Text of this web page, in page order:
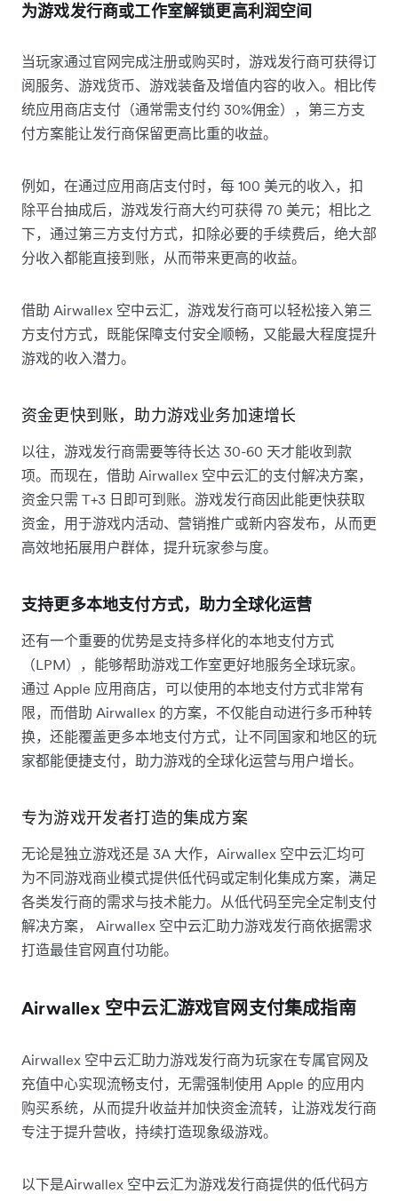
为游戏发行商或工作室解锁更高利润空间
当玩家通过官网完成注册或购买时，游戏发行商可获得订
阅服务、游戏货币、游戏装备及增值内容的收入。相比传
统应用商店支付（通常需支付约 30%佣金），第三方支
付方案能让发行商保留更高比重的收益。
例如，在通过应用商店支付时，每 100 美元的收入，扣
除平台抽成后，游戏发行商大约可获得 70 美元；相比之
下，通过第三方支付方式，扣除必要的手续费后，绝大部
分收入都能直接到账，从而带来更高的收益。
借助 Airwallex 空中云汇，游戏发行商可以轻松接入第三
方支付方式，既能保障支付安全顺畅，又能最大程度提升
游戏的收入潜力。
资金更快到账，助力游戏业务加速增长
以往，游戏发行商需要等待长达 30-60 天才能收到款
项。而现在，借助 Airwallex 空中云汇的支付解决方案，
资金只需 T+3 日即可到账。游戏发行商因此能更快获取
资金，用于游戏内活动、营销推广或新内容发布，从而更
高效地拓展用户群体，提升玩家参与度。
支持更多本地支付方式，助力全球化运营
还有一个重要的优势是支持多样化的本地支付方式
（LPM），能够帮助游戏工作室更好地服务全球玩家。
通过 Apple 应用商店，可以使用的本地支付方式非常有
限，而借助 Airwallex 的方案，不仅能自动进行多币种转
换，还能覆盖更多本地支付方式，让不同国家和地区的玩
家都能便捷支付，助力游戏的全球化运营与用户增长。
专为游戏开发者打造的集成方案
无论是独立游戏还是 3A 大作，Airwallex 空中云汇均可
为不同游戏商业模式提供低代码或定制化集成方案，满足
各类发行商的需求与技术能力。从低代码至完全定制支付
解决方案， Airwallex 空中云汇助力游戏发行商依据需求
打造最佳官网直付功能。
Airwallex 空中云汇游戏官网支付集成指南
Airwallex 空中云汇助力游戏发行商为玩家在专属官网及
充值中心实现流畅支付，无需强制使用 Apple 的应用内
购买系统，从而提升收益并加快资金流转，让游戏发行商
专注于提升营收，持续打造现象级游戏。
以下是Airwallex 空中云汇为游戏发行商提供的低代码方